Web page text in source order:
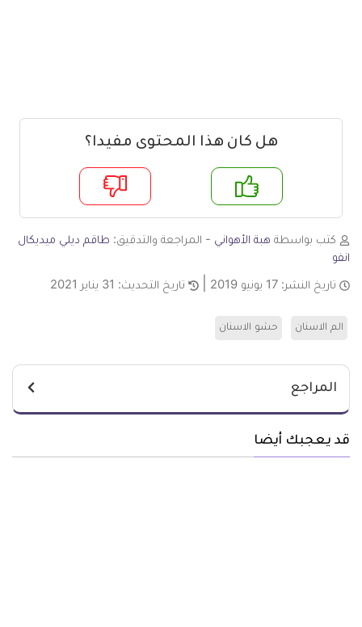
هل كان هذا المحتوى مفيدا؟
لا
كتب بواسطة هبة الأهواني - المراجعة والتدقيق: طاقم ديلي ميديكال
انفو
تاريخ النشر: 17 يونيو 2019 تاريخ التحديث: 31 يناير 2021
الم الاسنان حشو الاسنان
المراجع
قد يعجبك أيضا